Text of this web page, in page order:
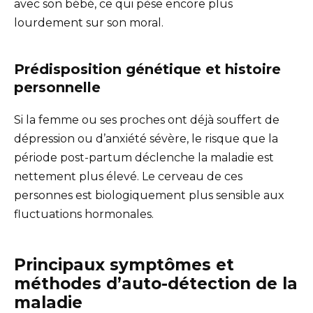
avec son bébé, ce qui pèse encore plus
lourdement sur son moral.
Prédisposition génétique et histoire
personnelle
Si la femme ou ses proches ont déjà souffert de
dépression ou d’anxiété sévère, le risque que la
période post-partum déclenche la maladie est
nettement plus élevé. Le cerveau de ces
personnes est biologiquement plus sensible aux
fluctuations hormonales.
Principaux symptômes et
méthodes d’auto-détection de la
maladie